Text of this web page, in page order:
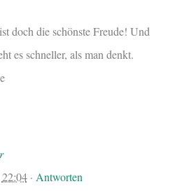
doch die schönste Freude! Und
es schneller, als man denkt.
22:04· Antworten